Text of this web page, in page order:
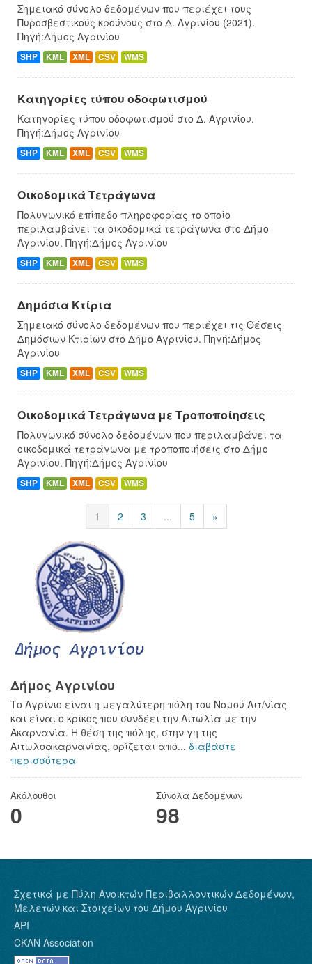
Σημειακό σύνολο δεδομένων που περιέχει τους
Πυροσβεστικούς κρούνους στο Δ. Αγρινίου (2021).
Πηγή:Δήμος Αγρινίου
SHP KML XML CSV WMS
Κατηγορίες τύπου οδοφωτισμού
Κατηγορίες τύπου οδοφωτισμού στο Δ. Αγρινίου.
Πηγή:Δήμος Αγρινίου
SHP KML XML CSV WMS
Οικοδομικά Τετράγωνα
Πολυγωνικό επίπεδο πληροφορίας το οποίο
περιλαμβάνει τα οικοδομικά τετράγωνα στο Δήμο
Αγρινίου. Πηγή:Δήμος Αγρινίου
SHP KML XML CSV WMS
Δημόσια Κτίρια
Σημειακό σύνολο δεδομένων που περιέχει τις Θέσεις
Δημόσιων Κτιρίων στο Δήμο Αγρινίου. Πηγή:Δήμος
Αγρινίου
SHP KML XML CSV WMS
Οικοδομικά Τετράγωνα με Τροποποίησεις
Πολυγωνικό σύνολο δεδομένων που περιλαμβάνει τα
οικοδομικά τετράγωνα με τροποποιήσεις στο Δήμο
Αγρινίου. Πηγή:Δήμος Αγρινίου
SHP KML XML CSV WMS
1 2 3 ... 5 »
Δήμος Αγρινίου
Το Αγρίνιο είναι η μεγαλύτερη πόλη του Νομού Αιτ/νίας
και είναι ο κρίκος που συνδέει την Αιτωλία με την
Ακαρνανία. Η θέση της πόλης, στην γη της
Αιτωλοακαρνανίας, ορίζεται από... διαβάστε
περισσότερα
Ακόλουθοι
0
Σύνολα Δεδομένων
98
Σχετικά με Πύλη Ανοικτών Περιβαλλοντικών Δεδομένων,
Μελετών και Στοιχείων του Δήμου Αγρινίου
API
CKAN Association